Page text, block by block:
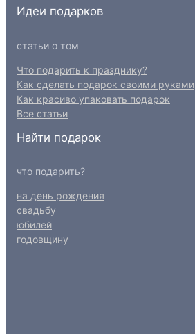
Идеи подарков
статьи о том
Что подарить к празднику?
Как сделать подарок своими руками
Как красиво упаковать подарок
Все статьи
Найти подарок
что подарить?
на день рождения
свадьбу
юбилей
годовщину